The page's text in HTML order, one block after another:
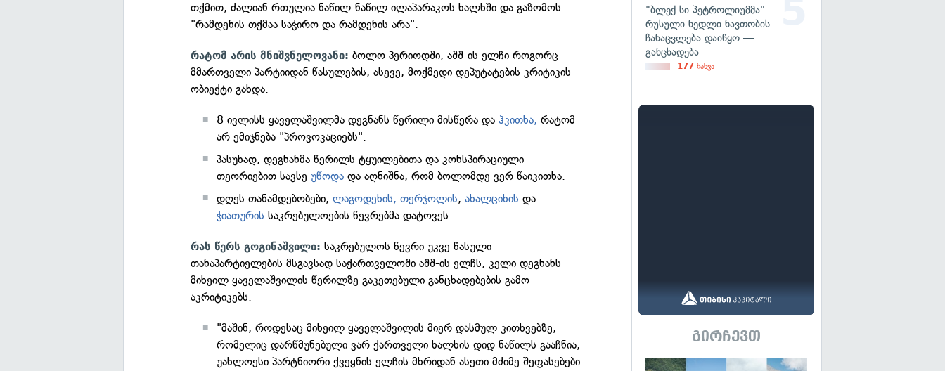
თქმით, ძალიან რთულია ნაწილ-ნაწილ ილაპარაკოს ხალხში და გაზომოს
"რამდენის თქმაა საჭირო და რამდენის არა".
რატომ არის მნიშვნელოვანი:ბოლო პერიოდში, აშშ-ის ელჩი როგორც
მმართველი პარტიიდან წასულების, ასევე, მოქმედი დეპუტატების კრიტიკის
ობიექტი გახდა.
8 ივლისს ყაველაშვილმა დეგნანს წერილი მისწერა და ჰკითხა, რატომ
არ ემიჯნება "პროვოკაციებს".
პასუხად, დეგნანმა წერილს ტყუილებითა და კონსპირაციული
თეორიებით სავსეუწოდა და აღნიშნა, რომ ბოლომდე ვერ წაიკითხა.
დღეს თანამდებობები,ლაგოდეხის, თერჯოლის,ახალციხის და
ჭიათურისსაკრებულოების წევრებმა დატოვეს.
რას წერს გოგინაშვილი:საკრებულოს წევრი უკვე წასული
თანაპარტიელების მსგავსად საქართველოში აშშ-ის ელჩს, კელი დეგნანს
მიხეილ ყაველაშვილის წერილზე გაკეთებული განცხადებების გამო
აკრიტიკებს.
"მაშინ, როდესაც მიხეილ ყაველაშვილის მიერ დასმულ კითხვებზე,
რომელიც დარწმუნებული ვარ ქართველი ხალხის დიდ ნაწილს გააჩნია,
უახლოესი პარტნიორი ქვეყნის ელჩის მხრიდან ასეთი მძიმე შეფასებები
"ბლექ სი პეტროლიუმმა"
რუსული ნედლი ნავთობის
ჩანაცვლება დაიწყო —
განცხადება
177 ნახვა
გირჩევთ